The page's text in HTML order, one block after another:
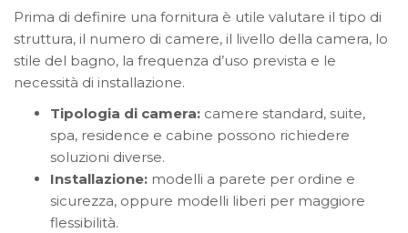
Prima di definire una fornitura è utile valutare il tipo di
struttura, il numero di camere, il livello della camera, lo
stile del bagno, la frequenza d’uso prevista e le
necessità di installazione.
Tipologia di camera: camere standard, suite,
spa, residence e cabine possono richiedere
soluzioni diverse.
Installazione: modelli a parete per ordine e
sicurezza, oppure modelli liberi per maggiore
flessibilità.